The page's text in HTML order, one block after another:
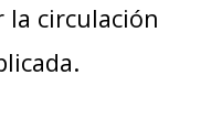
la circulación